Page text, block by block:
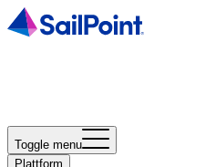
Toggle menu
Plattform